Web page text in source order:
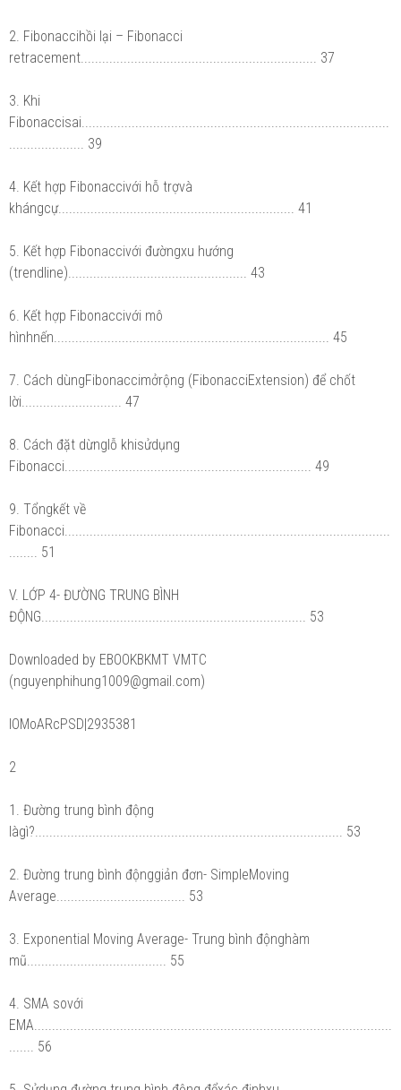
2. Fibonaccihồi lại – Fibonacci
retracement.................................................................. 37
3. Khi
Fibonaccisai......................................................................................
..................... 39
4. Kết hợp Fibonaccivới hỗ trợvà
khángcự.................................................................. 41
5. Kết hợp Fibonaccivới đườngxu hướng
(trendline).................................................. 43
6. Kết hợp Fibonaccivới mô
hìnhnến............................................................................. 45
7. Cách dùngFibonaccimởrộng (FibonacciExtension) để chốt
lời............................ 47
8. Cách đặt dừnglỗ khisửdụng
Fibonacci..................................................................... 49
9. Tổngkết về
Fibonacci...........................................................................................
........ 51
V. LỚP 4- ĐƯỜNG TRUNG BÌNH
ĐỘNG.......................................................................... 53
Downloaded by EBOOKBKMT VMTC
(nguyenphihung1009@gmail.com)
lOMoARcPSD|2935381
2
1. Đường trung bình động
làgì?...................................................................................... 53
2. Đường trung bình độnggiản đơn- SimpleMoving
Average.................................... 53
3. Exponential Moving Average- Trung bình độnghàm
mũ....................................... 55
4. SMA sovới
EMA....................................................................................................
....... 56